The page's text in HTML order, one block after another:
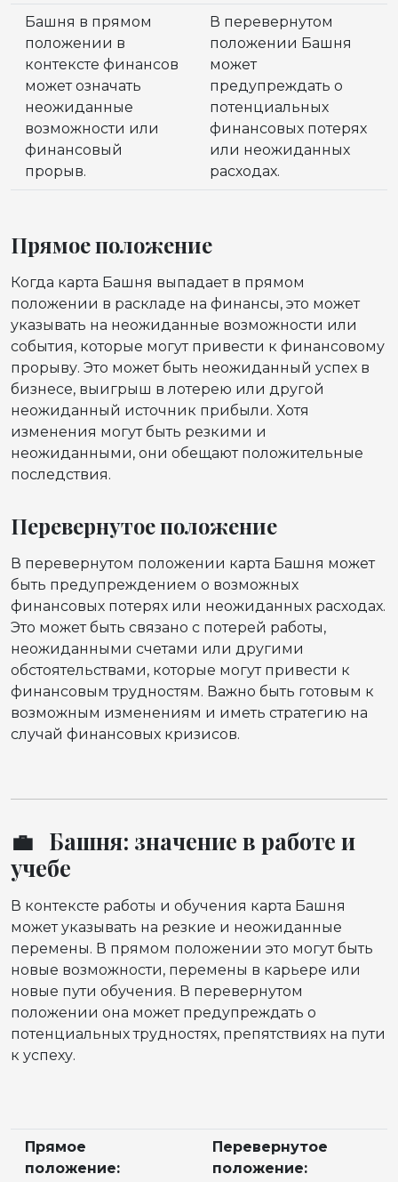
Башня в прямом
положении в
контексте финансов
может означать
неожиданные
возможности или
финансовый
прорыв.
В перевернутом
положении Башня
может
предупреждать о
потенциальных
финансовых потерях
или неожиданных
расходах.
Прямое положение
Когда карта Башня выпадает в прямом
положении в раскладе на финансы, это может
указывать на неожиданные возможности или
события, которые могут привести к финансовому
прорыву. Это может быть неожиданный успех в
бизнесе, выигрыш в лотерею или другой
неожиданный источник прибыли. Хотя
изменения могут быть резкими и
неожиданными, они обещают положительные
последствия.
Перевернутое положение
В перевернутом положении карта Башня может
быть предупреждением о возможных
финансовых потерях или неожиданных расходах.
Это может быть связано с потерей работы,
неожиданными счетами или другими
обстоятельствами, которые могут привести к
финансовым трудностям. Важно быть готовым к
возможным изменениям и иметь стратегию на
случай финансовых кризисов.
💼 Башня: значение в работе и
учебе
В контексте работы и обучения карта Башня
может указывать на резкие и неожиданные
перемены. В прямом положении это могут быть
новые возможности, перемены в карьере или
новые пути обучения. В перевернутом
положении она может предупреждать о
потенциальных трудностях, препятствиях на пути
к успеху.
Прямое
положение:
Перевернутое
положение: